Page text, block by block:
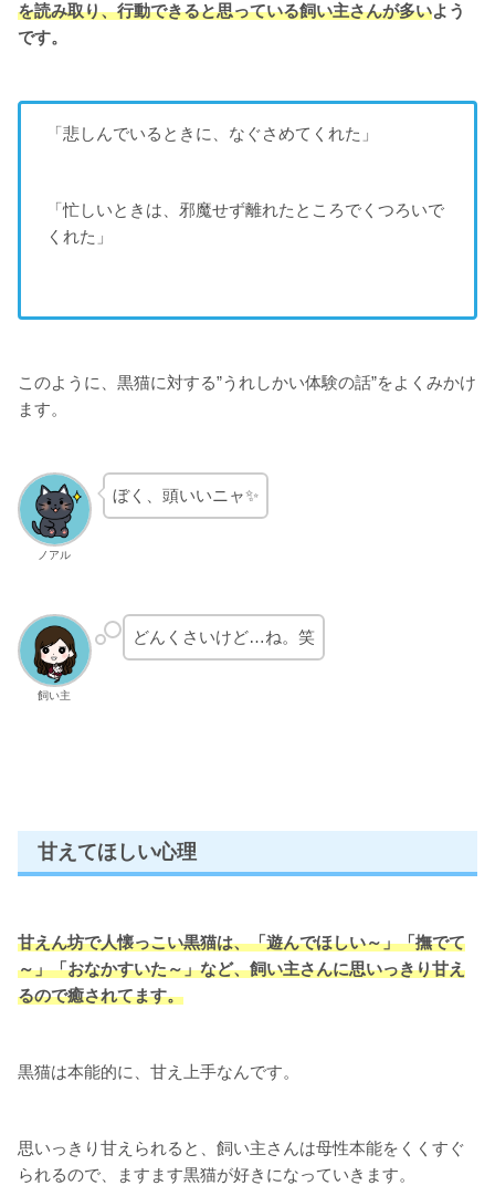
を読み取り、行動できると思っている飼い主さんが多いよう
です。
「悲しんでいるときに、なぐさめてくれた」
「忙しいときは、邪魔せず離れたところでくつろいで
くれた」
このように、黒猫に対する”うれしかい体験の話”をよくみかけ
ます。
ノアル
ぼく、頭いいニャ✨
飼い主
どんくさいけど…ね。笑
甘えてほしい心理
甘えん坊で人懐っこい黒猫は、「遊んでほしい～」「撫でて
～」「おなかすいた～」など、飼い主さんに思いっきり甘え
るので癒されてます。
黒猫は本能的に、甘え上手なんです。
思いっきり甘えられると、飼い主さんは母性本能をくくすぐ
られるので、ますます黒猫が好きになっていきます。